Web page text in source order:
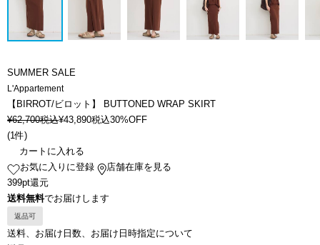
SUMMER SALE
L'Appartement
【BIRROT/ビロット】 BUTTONED WRAP SKIRT
¥62,700税込¥43,890税込30%OFF
(1件)
カートに入れる
お気に入りに登録
店舗在庫を見る
399pt還元
送料無料でお届けします
返品可
送料、お届け日数、お届け日時指定について